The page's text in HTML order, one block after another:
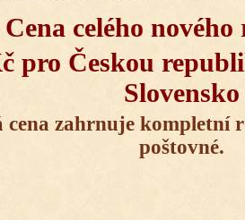
Cena celého
pro Českou
Slovensko
cena zahrnuje kompletní
poštovné.